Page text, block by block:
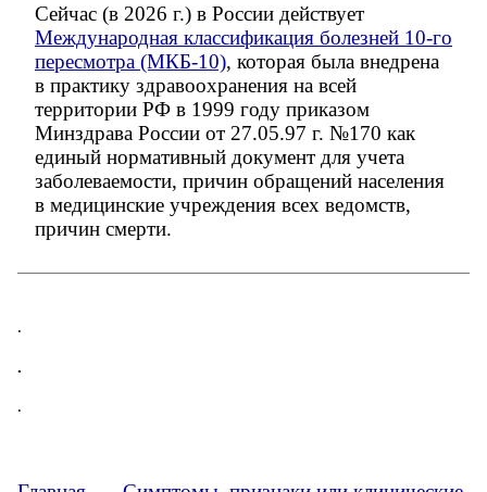
Сейчас (в 2026 г.) в России действует
Международная классификация болезней 10-го
пересмотра (МКБ-10), которая была внедрена
в практику здравоохранения на всей
территории РФ в 1999 году приказом
Минздрава России от 27.05.97 г. №170 как
единый нормативный документ для учета
заболеваемости, причин обращений населения
в медицинские учреждения всех ведомств,
причин смерти.
.
.
.